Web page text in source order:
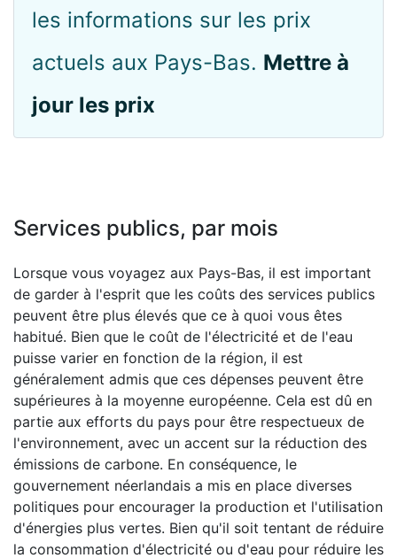
les informations sur les prix
actuels aux Pays-Bas. Mettre à
jour les prix
Services publics, par mois
Lorsque vous voyagez aux Pays-Bas, il est important
de garder à l'esprit que les coûts des services publics
peuvent être plus élevés que ce à quoi vous êtes
habitué. Bien que le coût de l'électricité et de l'eau
puisse varier en fonction de la région, il est
généralement admis que ces dépenses peuvent être
supérieures à la moyenne européenne. Cela est dû en
partie aux efforts du pays pour être respectueux de
l'environnement, avec un accent sur la réduction des
émissions de carbone. En conséquence, le
gouvernement néerlandais a mis en place diverses
politiques pour encourager la production et l'utilisation
d'énergies plus vertes. Bien qu'il soit tentant de réduire
la consommation d'électricité ou d'eau pour réduire les